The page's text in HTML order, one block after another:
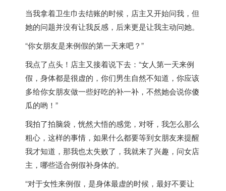
当我拿着卫生巾去结账的时候，店主又开始问我，但
她的问题并没有让我反感，后来更是让我主动问她。
“你女朋友是来例假的第一天来吧？”
我点了点头！店主又接着说下去：“女人第一天来例
假，身体都是很虚的，你们男生自然不知道，你应该
多给你女朋友做一些好吃的补一补，不然她会说你傻
瓜的哟！”
我拍了拍脑袋，恍然大悟的感觉，对呀，我怎么那么
粗心，这样的事情，如果什么都要等到女朋友来提醒
我才知道，那我也太失败了，我就来了兴趣，问女店
主，哪些适合例假补身体的。
“对于女性来例假，是身体最虚的时候，最好不要让